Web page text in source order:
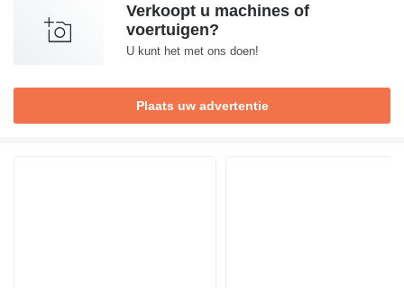
Verkoopt u machines of
voertuigen?
U kunt het met ons doen!
Plaats uw advertentie